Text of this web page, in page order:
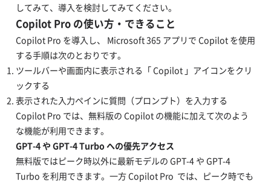
してみて、導入を検討してみてください。
Copilot Pro の使い方・できること
Copilot Pro を導入し、 Microsoft 365 アプリで Copilot を使用
する手順は次のとおりです。
ツールバーや画面内に表示される「 Copilot 」アイコンをクリ
ックする
表示された入力ペインに質問（プロンプト）を入力する
Copilot Pro では、無料版の Copilot の機能に加えて次のよう
な機能が利用できます。
GPT-4 や GPT-4 Turbo への優先アクセス
無料版ではピーク時以外に最新モデルの GPT-4 や GPT-4
Turbo を利用できます。一方 Copilot Pro では、ピーク時でも